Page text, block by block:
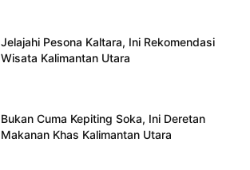
Jelajahi Pesona Kaltara, Ini Rekomendasi
Wisata Kalimantan Utara
Bukan Cuma Kepiting Soka, Ini Deretan
Makanan Khas Kalimantan Utara